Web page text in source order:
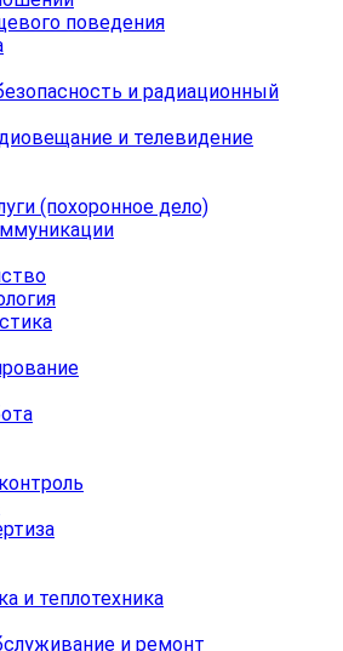
поведения
и радиационный
и телевидение
(похоронное дело)
и теплотехника
и ремонт